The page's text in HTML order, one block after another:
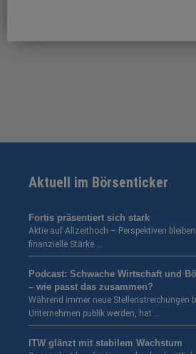
Aktuell im Börsenticker
Fortis präsentiert sich stark
Aktie auf Allzeithoch – Perspektiven
finanzielle Stärke …
Podcast: Schwache Wirtschaft und
– wie passt das zusammen?
Während immer neue Stellenstreichungen
Unternehmen publik werden, hat …
ITW glänzt mit stabilem Wachstum